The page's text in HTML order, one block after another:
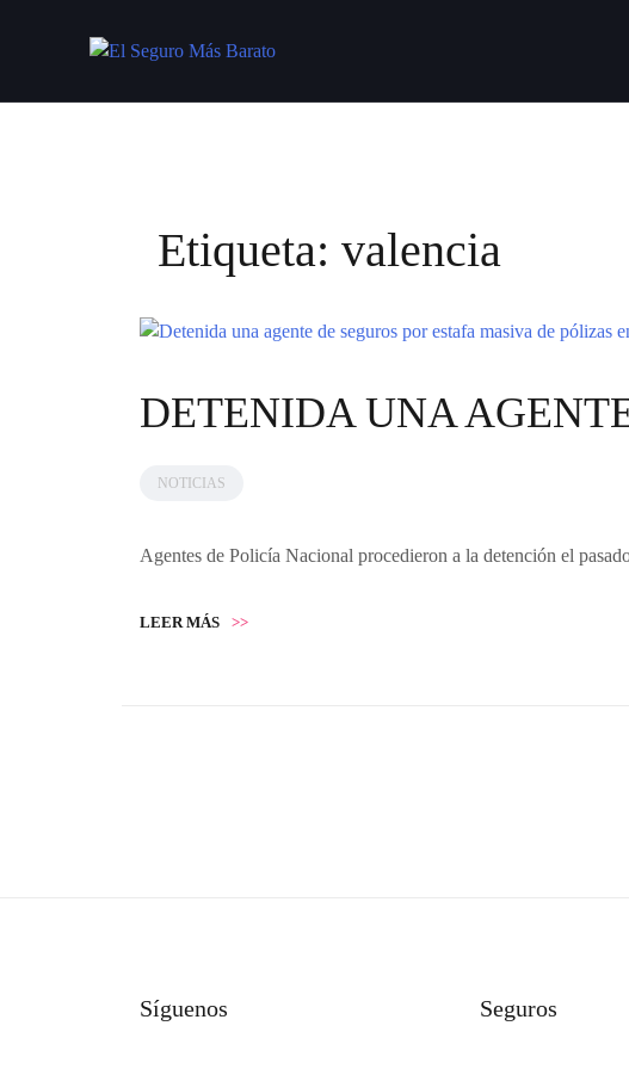
Etiqueta: valencia
DETENIDA UNA
NOTICIAS
Agentes de Policía Nacional procedieron a la detención el
LEER MÁS >>
Síguenos Seguros